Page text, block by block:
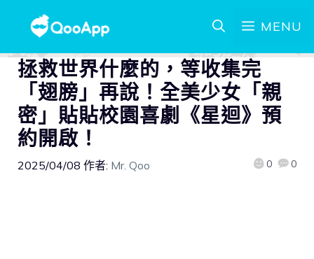
MENU
拯救世界什麼的，等收集完
「翅膀」再說！全美少女「親
密」貼貼校園喜劇《星迴》預
約開啟！
2025/04/08 作者: Mr. Qoo 0 0